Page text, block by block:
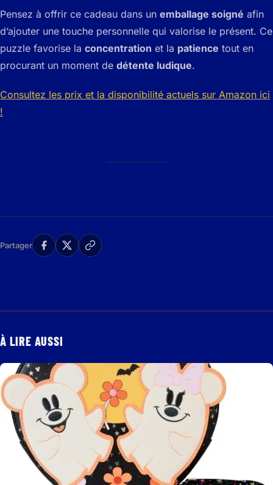
Pensez à offrir ce cadeau dans un emballage soigné afin
d’ajouter une touche personnelle qui valorise le présent. Ce
puzzle favorise la concentration et la patience tout en
procurant un moment de détente ludique.
Consultez les prix et la disponibilité actuels sur Amazon ici
!
Partager
À LIRE AUSSI